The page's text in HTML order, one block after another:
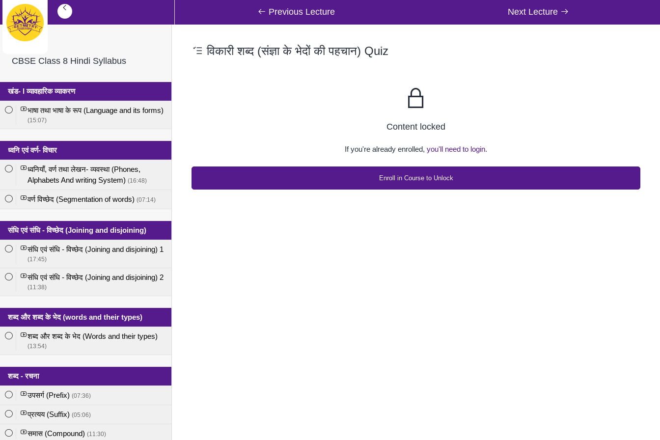
Previous Lecture Next Lecture
CBSE Class 8 Hindi Syllabus
खंड- l व्यावहारिक व्याकरण
भाषा तथा भाषा के रूप (Language and its forms)
(15:07)
ध्वनि एवं वर्ण- विचार
ध्वनियाँ, वर्ण तथा लेखन- व्यवस्था (Phones,
Alphabets And writing System) (16:48)
वर्ण विच्छेद (Segmentation of words) (07:14)
संधि एवं संधि - विच्छेद (Joining and disjoining)
संधि एवं संधि - विच्छेद (Joining and disjoining) 1
(17:45)
संधि एवं संधि - विच्छेद (Joining and disjoining) 2
(11:38)
शब्द और शब्द के भेद (words and their types)
शब्द और शब्द के भेद (Words and their types)
(13:54)
शब्द - रचना
उपसर्ग (Prefix) (07:36)
प्रत्यय (Suffix) (05:06)
समास (Compound) (11:30)
विकारी शब्द (संज्ञा के भेदों की पहचान) Quiz
Content locked
If you're already enrolled, you'll need to login.
Enroll in Course to Unlock